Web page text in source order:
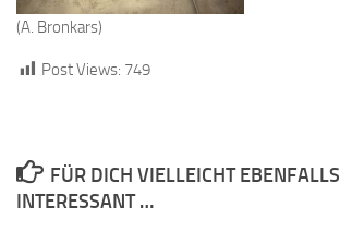
(A. Bronkars)
Post Views: 749
FÜR DICH VIELLEICHT EBENFALLS
INTERESSANT …